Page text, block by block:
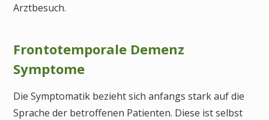
Arztbesuch.
Frontotemporale Demenz
Symptome
Die Symptomatik bezieht sich anfangs stark auf die
Sprache der betroffenen Patienten. Diese ist selbst